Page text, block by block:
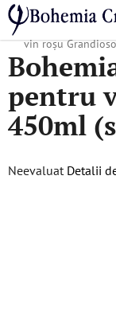
Treci
conținut
Acasă
/ Colecții
vin roșu
pentru
450ml
Evaluarea
Neevaluat Detalii